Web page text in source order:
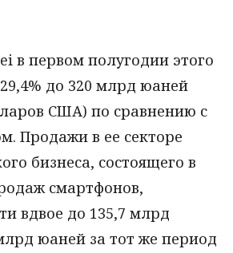
в первом полугодии этого
до 320 млрд юаней
США) по сравнению с
Продажи в ее секторе
бизнеса, состоящего в
смартфонов,
вдвое до 135,7 млрд
юаней за тот же период